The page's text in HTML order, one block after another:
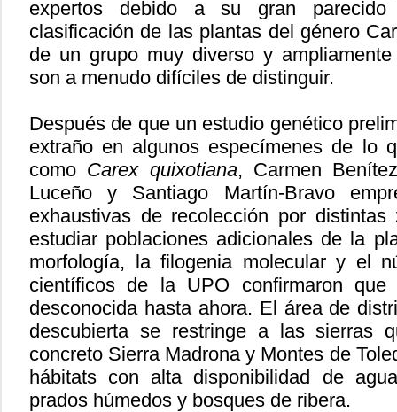
expertos debido a su gran
clasificación de las plantas del género
de un grupo muy diverso y
son a menudo difíciles de distinguir.
Después de que un estudio genético
extraño en algunos especímenes de lo
como Carex quixotiana, Carmen
Luceño y Santiago Martín-Bravo
exhaustivas de recolección por
estudiar poblaciones adicionales de la
morfología, la filogenia molecular y el
científicos de la UPO confirmaron
desconocida hasta ahora. El área de
descubierta se restringe a las sierras
concreto Sierra Madrona y Montes de
hábitats con alta disponibilidad de
prados húmedos y bosques de ribera.